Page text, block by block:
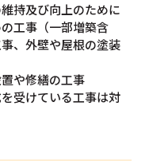
持及び向上のために
工事（一部増築含
、外壁や屋根の塗装
や修繕の工事
受けている工事は対